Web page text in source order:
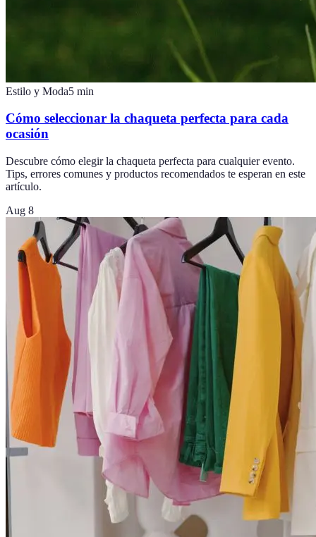
Estilo y Moda5 min
Cómo seleccionar la chaqueta perfecta para cada
ocasión
Descubre cómo elegir la chaqueta perfecta para cualquier evento.
Tips, errores comunes y productos recomendados te esperan en este
artículo.
Aug 8